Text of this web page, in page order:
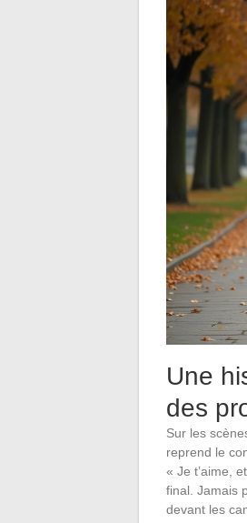
Une
des
Sur les
reprend le
« Je t’aime,
final. Jamais
devant les